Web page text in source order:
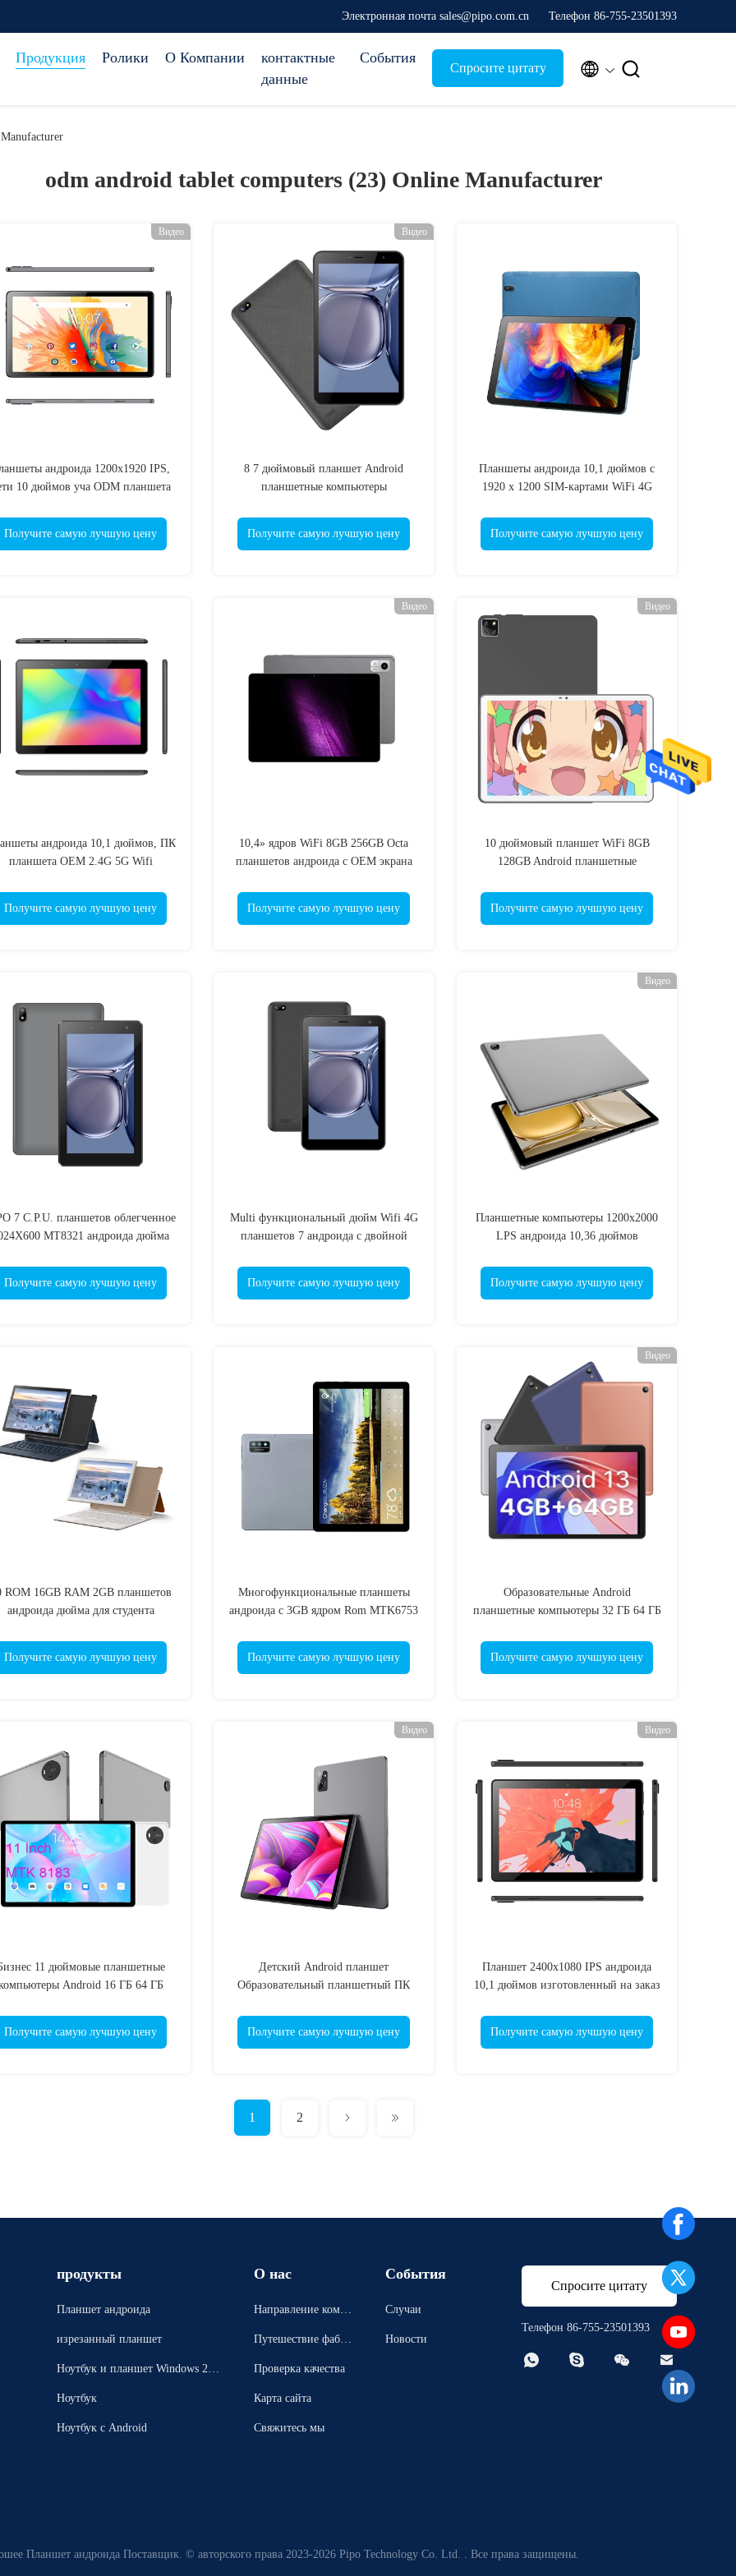
Электронная почта sales@pipo.com.cn Телефон 86-755-23501393
Продукция Ролики О Компании
контактные
данные
События
Спросите цитату  
odm android tablet computers (23) Online Manufacturer
Видео
андроида 1200x1920 IPS,
10 дюймов уча ODM планшета
Получите самую лучшую цену
Видео
8 7 дюймовый планшет Android
планшетные компьютеры
Получите самую лучшую цену
Планшеты андроида 10,1 дюймов с
1920 x 1200 SIM-картами WiFi 4G
Получите самую лучшую цену
андроида 10,1 дюймов, ПК
планшета OEM 2.4G 5G Wifi
Получите самую лучшую цену
Видео
10,4» ядров WiFi 8GB 256GB Octa
планшетов андроида с OEM экрана
Получите самую лучшую цену
Видео
10 дюймовый планшет WiFi 8GB
128GB Android планшетные
Получите самую лучшую цену
7 C.P.U. планшетов облегченное
MT8321 андроида дюйма
Получите самую лучшую цену
Multi функциональный дюйм Wifi 4G
планшетов 7 андроида с двойной
Получите самую лучшую цену
Видео
Планшетные компьютеры 1200x2000
LPS андроида 10,36 дюймов
Получите самую лучшую цену
ROM 16GB RAM 2GB планшетов
андроида дюйма для студента
Получите самую лучшую цену
Многофункциональные планшеты
андроида с 3GB ядром Rom MTK6753
Получите самую лучшую цену
Видео
Образовательные Android
планшетные компьютеры 32 ГБ 64 ГБ
Получите самую лучшую цену
11 дюймовые планшетные
Android 16 ГБ 64 ГБ
Получите самую лучшую цену
Видео
Детский Android планшет
Образовательный планшетный ПК
Получите самую лучшую цену
Видео
Планшет 2400x1080 IPS андроида
10,1 дюймов изготовленный на заказ
Получите самую лучшую цену
1 2
продукты
Планшет андроида
изрезанный планшет
Ноутбук и планшет Windows 2 в
Ноутбук
Ноутбук с Android
О нас
Направление компа
Путешествие фабри
Проверка качества
Карта сайта
Свяжитесь мы
События
Случаи
Новости
Спросите цитату
Телефон 86-755-23501393
   
Планшет андроида Поставщик. © авторского права 2023-2026 Pipo Technology Co. Ltd. . Все права защищены.